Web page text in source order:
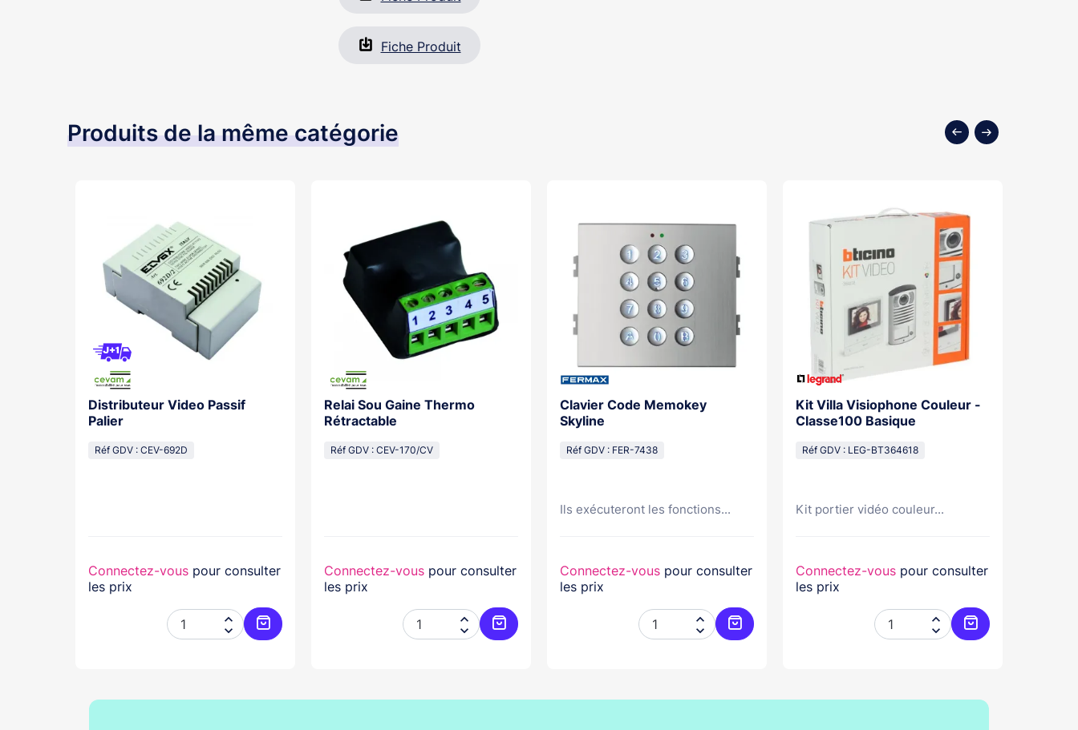
Fiche Produit
Produits de la même catégorie
Distributeur Video Passif
Palier
Réf GDV : CEV-692D
Connectez-vous pour consulter
les prix


Ajouter au panier
Relai Sou Gaine Thermo
Rétractable
Réf GDV : CEV-170/CV
Connectez-vous pour consulter
les prix


Ajouter au panier
Clavier Code Memokey
Skyline
Réf GDV : FER-7438
Ils exécuteront les fonctions...
Connectez-vous pour consulter
les prix


Ajouter au panier
Kit Villa Visiophone Couleur -
Classe100 Basique
Réf GDV : LEG-BT364618
Kit portier vidéo couleur...
Connectez-vous pour consulter
les prix


Ajouter au panier